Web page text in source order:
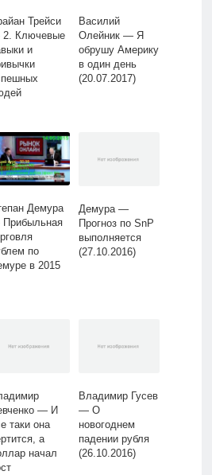
Трейси
Ключевые
и
Василий
Олейник — Я
обрушу Америку
в один день
(20.07.2017)
Демура
по
в 2015
Демура —
Прогноз по SnP
выполняется
(27.10.2016)
— И
таки она
а
начал
Владимир Гусев
— О
новогоднем
падении рубля
(26.10.2016)